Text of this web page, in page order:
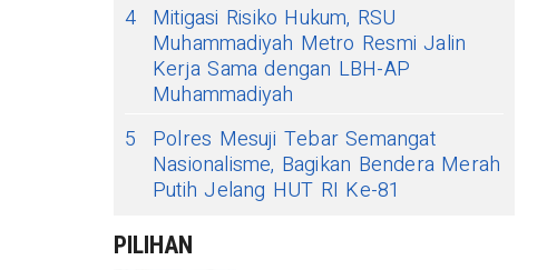
4 Mitigasi Risiko Hukum, RSU
Muhammadiyah Metro Resmi Jalin
Kerja Sama dengan LBH-AP
Muhammadiyah
5
Polres Mesuji Tebar Semangat
Nasionalisme, Bagikan Bendera Merah
Putih Jelang HUT RI Ke-81
PILIHAN